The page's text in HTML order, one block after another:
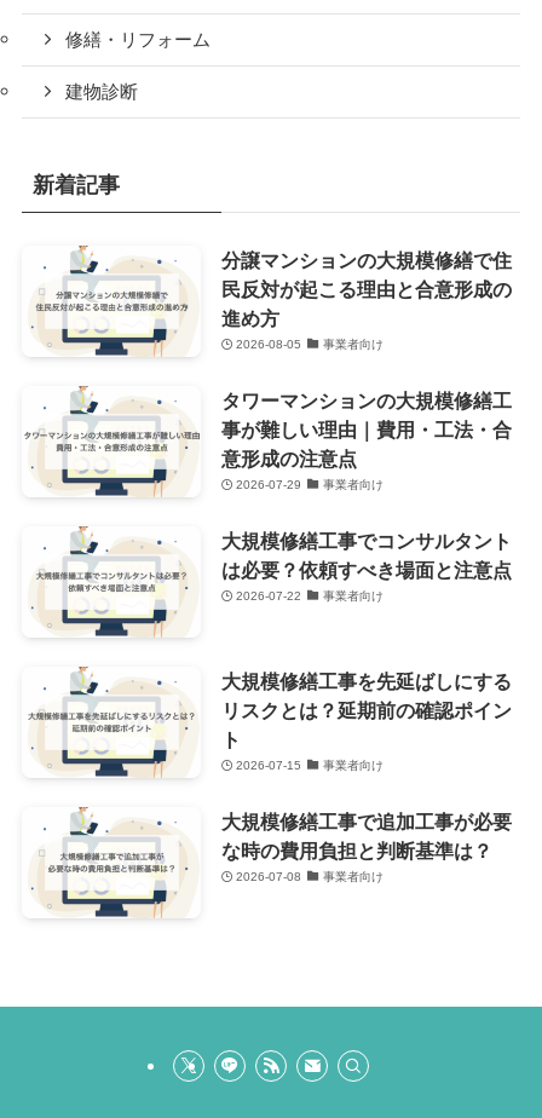
修繕・リフォーム
建物診断
新着記事
分譲マンションの大規模修繕で住
民反対が起こる理由と合意形成の
進め方
2026-08-05 事業者向け
タワーマンションの大規模修繕工
事が難しい理由｜費用・工法・合
意形成の注意点
2026-07-29 事業者向け
大規模修繕工事でコンサルタント
は必要？依頼すべき場面と注意点
2026-07-22 事業者向け
大規模修繕工事を先延ばしにする
リスクとは？延期前の確認ポイン
ト
2026-07-15 事業者向け
大規模修繕工事で追加工事が必要
な時の費用負担と判断基準は？
2026-07-08 事業者向け